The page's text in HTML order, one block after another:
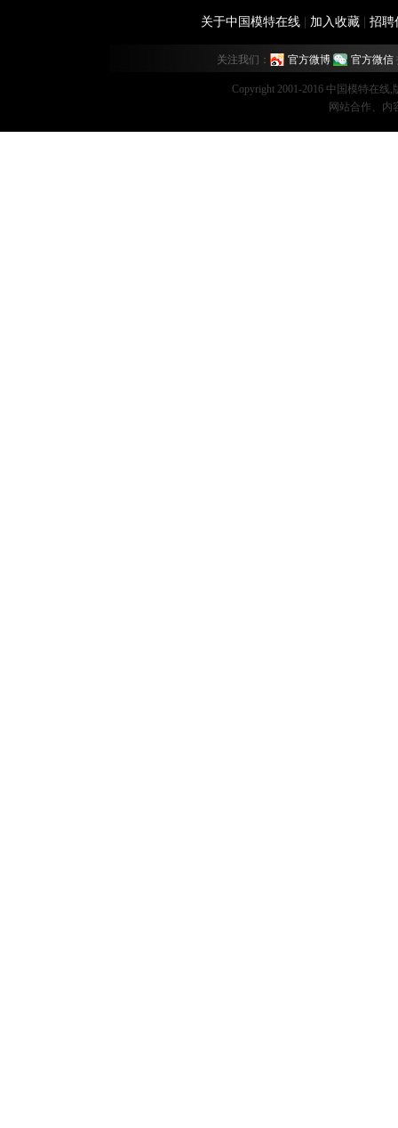
关于中国模特在线 加入收藏 招聘
关注我们： 官方微博 官方微信
Copyright 2001-2016 中国模特在线
网站合作、内